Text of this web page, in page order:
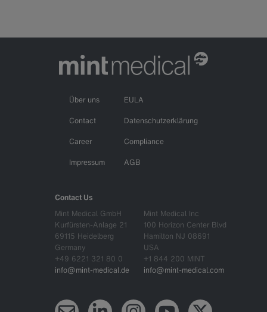
Über uns
Contact
Career
Impressum
EULA
Datenschutzerklärung
Compliance
AGB
Contact Us
Mint Medical GmbH
Kurfürsten-Anlage 21
69115 Heidelberg
Germany
+49 6221 321 80 0
info@mint-medical.de
Mint Medical Inc
100 Horizon Center Blvd
Hamilton NJ 08691
USA
+1 844 200 MINT
info@mint-medical.com
NewsletterLinkedIn Instagram YouTube X (Twitter)